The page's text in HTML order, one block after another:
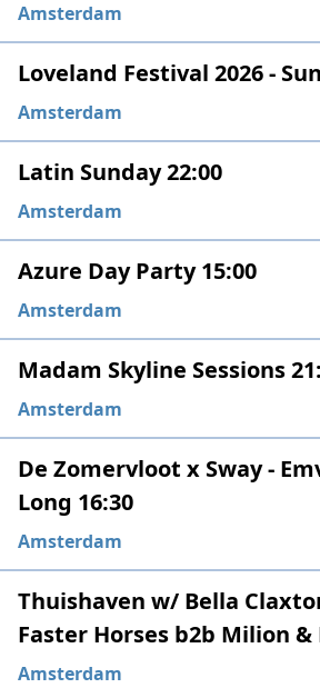
Amsterdam
Loveland Festival 2026 -
Amsterdam
Latin Sunday 22:00
Amsterdam
Azure Day Party 15:00
Amsterdam
Madam Skyline Sessions
Amsterdam
De Zomervloot x Sway -
Long 16:30
Amsterdam
Thuishaven w/ Bella
Faster Horses b2b Milion &
Amsterdam